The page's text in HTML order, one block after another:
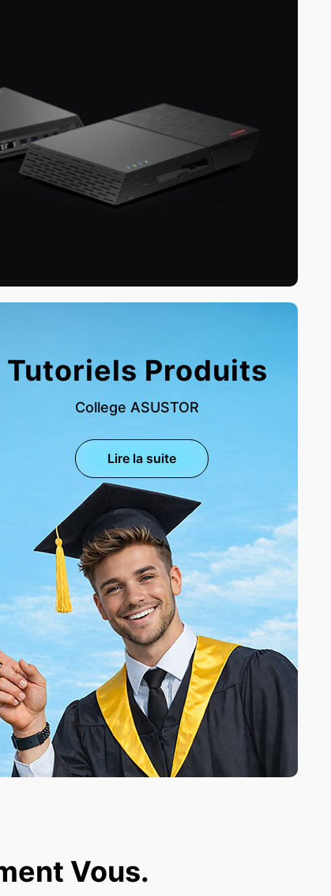
Tutoriels Produits
College ASUSTOR
Lire la suite
Vous.